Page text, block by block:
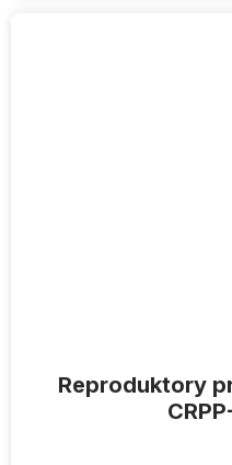
Reproduktory